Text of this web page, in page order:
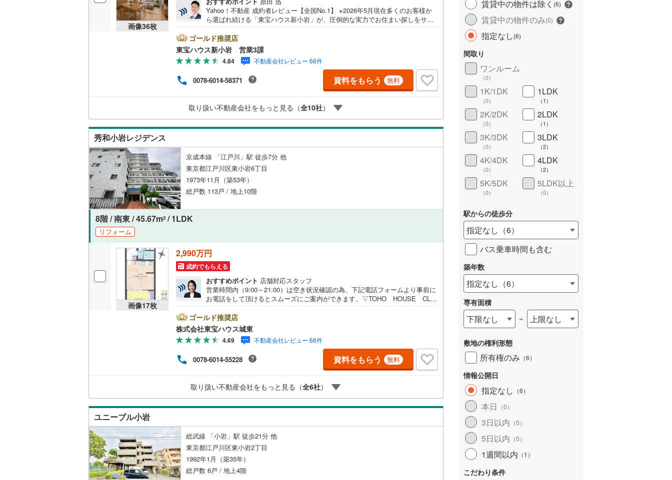
画像36枚
Yahoo！不動産 成約者レビュー【全国No.1】 ※2026年5月現在多くのお客様か
ら選ばれ続ける「東宝ハウス新小岩」が、圧倒的な実力でお住まい探しをサポ
スムーズです。ご自宅への送迎・最寄駅でのお待ち合わせ等、お気軽にご相談
ください。 選ばれる3つの「圧倒的メリット」 （1）【業界最低水準の提携住宅
ローン】「他社で断られた」「借入がある」方も独自審査で多数承認！優遇金
利と各種手数料0円でお得に。（2）【未来カレンダーで資金の不安ゼロへ】専
用ソフトで将来の家計を無料シミュレーション。「月々いくらなら安心か」を
プロが明確にします。（3）【ご購入後の生涯サポート】売って終わりではあり
ません。専属FPがお引渡し後も一生涯お守りします。 Yahoo！不動産キャンペ
です！※必ずYahoo！ JAPAN IDでログインの上お問い合わせください。
ゴールド推奨店
東宝ハウス新小岩 営業3課
4.84 不動産会社レビュー 66件
0078-6014-58371 資料をもらう 無料
取り扱い不動産会社をもっと見る（全10社）
秀和小岩レジデンス
京成本線 「江戸川」駅 徒歩7分 他
東京都江戸川区東小岩6丁目
1973年11月（築53年）
総戸数 113戸 / 地上10階
8階 / 南東 / 45.67m2 / 1LDK
リフォーム
画像17枚
2,990万円
成約でもらえる
おすすめポイント 店舗対応スタッフ
営業時間内（9:00～21:00）は空き状況確認の為、下記電話フォームより事前に
お電話をして頂けるとスムーズにご案内ができます。▽TOHO HOUSE CLU
て暮らしの「安心」を守り続けます。【Yahoo！ 不動産キャンペーン対象店
舗】当店で物件を成約するとPayPayボーナスライトがもらえる「Yahoo！ 不動
産 物件ご成約キャンペーン」の対象になります。「資料をもらう」「見学予約
をする」ボタンからお問い合わせください。※必ずYahoo！ JAPAN IDでログイ
ンしてください。※PayPayボーナスライトは出金と譲渡はできません。ご案
内・詳細な資料のご請求はお気軽にどうぞ♪お電話でのお問い合わせも常時受け
付けております！■頭金0円からのご購入可能です■（諸費用もOK）お気軽にお
ゴールド推奨店
株式会社東宝ハウス城東
4.69 不動産会社レビュー 66件
0078-6014-55228 資料をもらう 無料
取り扱い不動産会社をもっと見る（全6社）
ユニーブル小岩
総武線 「小岩」駅 徒歩21分 他
東京都江戸川区東小岩2丁目
1992年1月（築35年）
総戸数 6戸 / 地上4階
賃貸中の物件は除く (6)
賃貸中の物件のみ(0)
指定なし(6)
間取り
ワンルーム
（0）
1K/1DK
（0）
1LDK
（1 ）
2K/2DK
（0）
2LDK
（1 ）
3K/3DK
（0）
3LDK
（2）
4K/4DK
（0）
4LDK
（2）
5K/5DK
（0）
5LDK以上
（0）
駅からの徒歩分
指定なし （6）
バス乗車時間も含む
築年数
指定なし （6）
専有面積
下限なし ~ 上限なし
敷地の権利形態
所有権のみ （6）
情報公開日
指定なし （6）
本日 （0）
3日以内 （0）
5日以内 （0）
1週間以内 （1 ）
こだわり条件
浴室
浴室乾燥機あり
バルコニー、庭
ルーフバルコニー（ 専用庭（0） ワイドバルコニー
収納
販売、価格、契約、入居関連など
即入居可能（2）
オンライン対応
オンライン対応とは？ 詳しく見る